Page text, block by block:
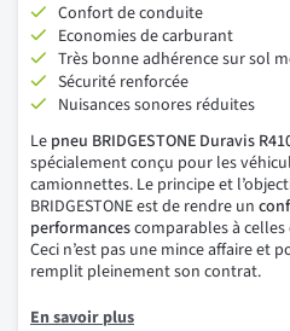
Confort de conduite
Economies de carburant
Très bonne adhérence sur sol
Sécurité renforcée
Nuisances sonores réduites
Le pneu BRIDGESTONE Duravis
spécialement conçu pour les
camionnettes. Le principe et
BRIDGESTONE est de rendre un
performancescomparables à
Ceci n’est pas une mince affaire et
remplit pleinement son contrat.
En savoir plus